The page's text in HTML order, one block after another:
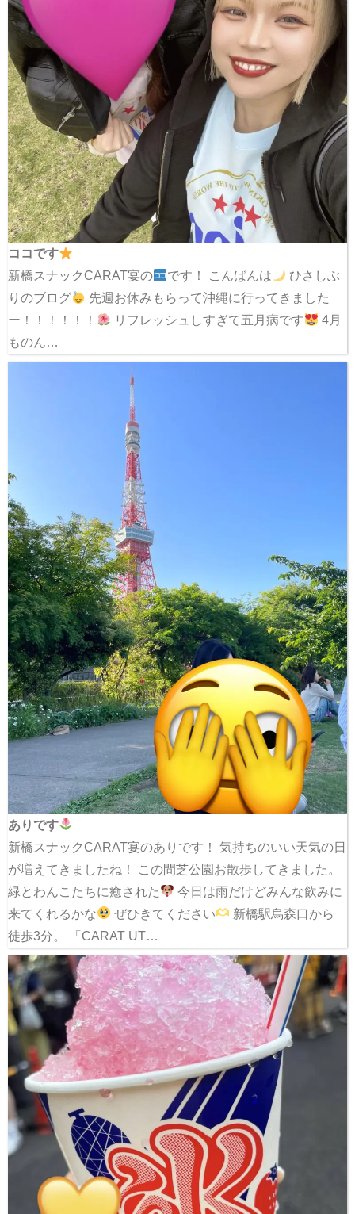
ココです
新橋スナックCARAT宴の
です！ こんばんは
ひさしぶ
りのブログ
先週お休みもらって沖縄に行ってきました
ー！！！！！！
リフレッシュしすぎて五月病です
4月
ものん…
ありです
新橋スナックCARAT宴のありです！ 気持ちのいい天気の日
が増えてきましたね！ この間芝公園お散歩してきました。
緑とわんこたちに癒された
今日は雨だけどみんな飲みに
来てくれるかな
ぜひきてください
新橋駅烏森口から
徒歩3分。 「CARAT UT…